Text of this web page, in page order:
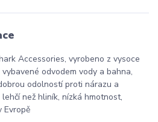
Accessories, vyrobeno z vysoce
odvodem vody a bahna,
odolností proti nárazu a
než hliník, nízká hmotnost,
Evropě